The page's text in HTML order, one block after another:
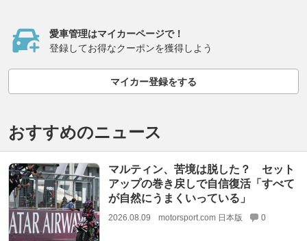
愛車管理はマイカーページで！
登録してお得なクーポンを獲得しよう
マイカー登録をする
おすすめのニュース
マルティン、苦境は脱した？ セット
アップの巻き戻しで自信復活「すべて
が自然にうまくいっている」
2026.08.09 motorsport.com 日本版 0